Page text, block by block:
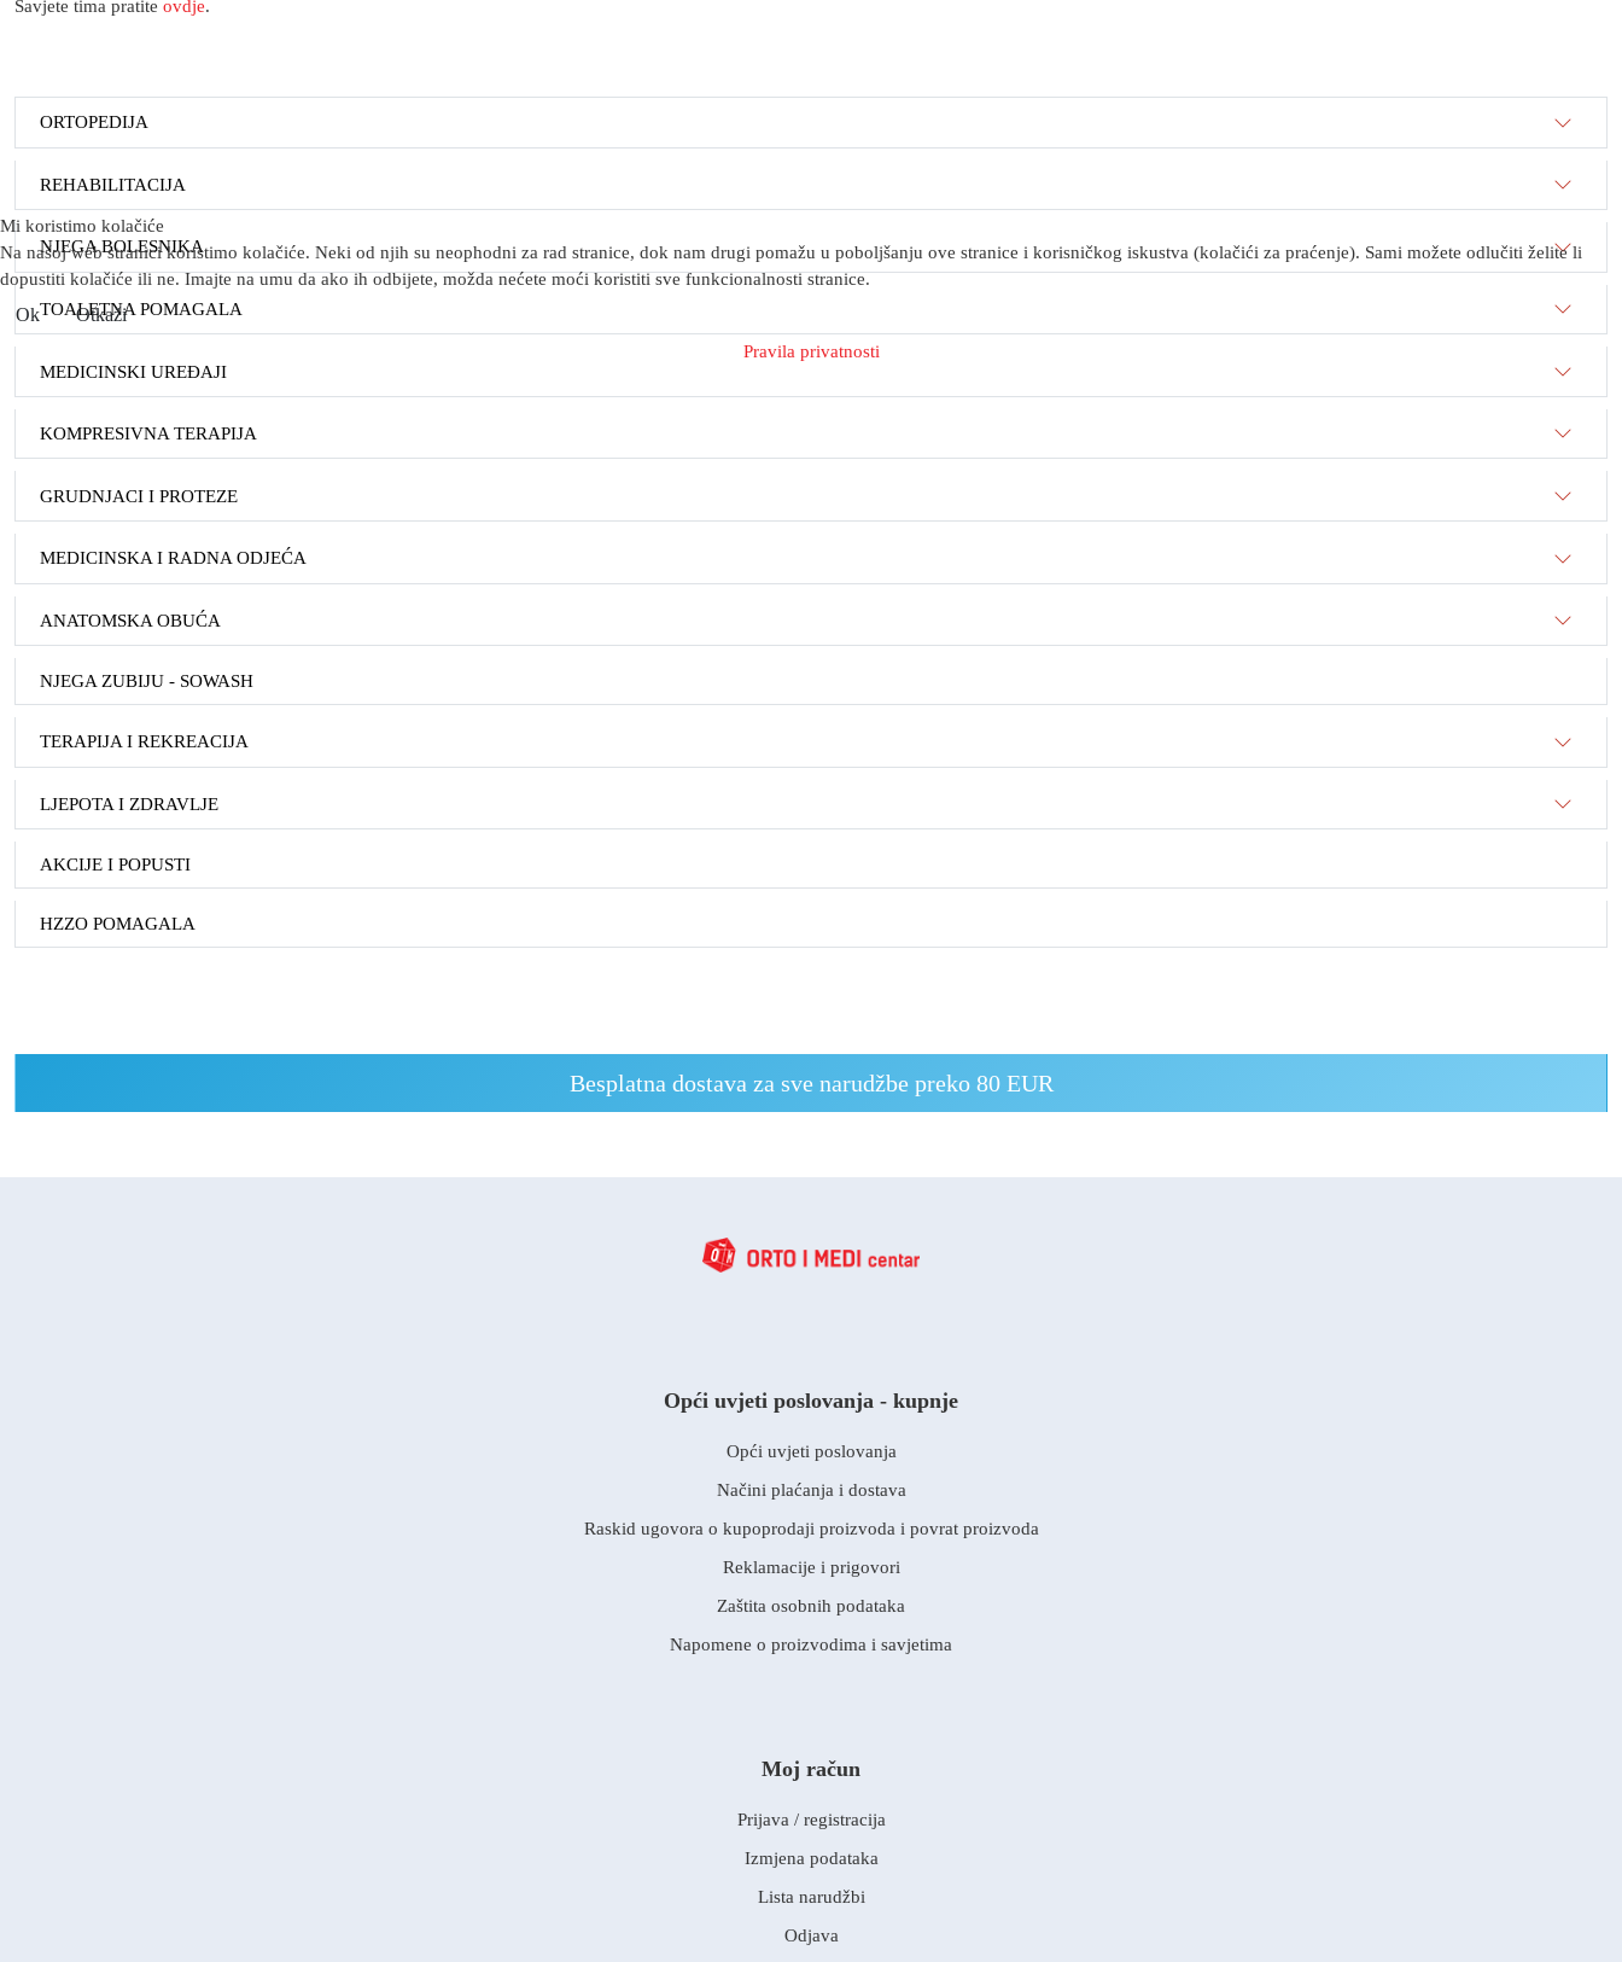
Savjete tima pratite ovdje.
ORTOPEDIJA
REHABILITACIJA
NJEGA BOLESNIKA
TOALETNA POMAGALA
MEDICINSKI UREĐAJI
KOMPRESIVNA TERAPIJA
GRUDNJACI I PROTEZE
MEDICINSKA I RADNA ODJEĆA
ANATOMSKA OBUĆA
NJEGA ZUBIJU - SOWASH
TERAPIJA I REKREACIJA
LJEPOTA I ZDRAVLJE
AKCIJE I POPUSTI
HZZO POMAGALA
Besplatna dostava za sve narudžbe preko 80 EUR
Opći uvjeti poslovanja - kupnje
Opći uvjeti poslovanja
Načini plaćanja i dostava
Raskid ugovora o kupoprodaji proizvoda i povrat proizvoda
Reklamacije i prigovori
Zaštita osobnih podataka
Napomene o proizvodima i savjetima
Moj račun
Prijava / registracija
Izmjena podataka
Lista narudžbi
Odjava
Mi koristimo kolačiće
Na našoj web stranici koristimo kolačiće. Neki od njih su neophodni za rad stranice, dok nam drugi pomažu u poboljšanju ove stranice i korisničkog iskustva (kolačići za praćenje). Sami možete odlučiti želite li
dopustiti kolačiće ili ne. Imajte na umu da ako ih odbijete, možda nećete moći koristiti sve funkcionalnosti stranice.
Ok Otkaži
Pravila privatnosti